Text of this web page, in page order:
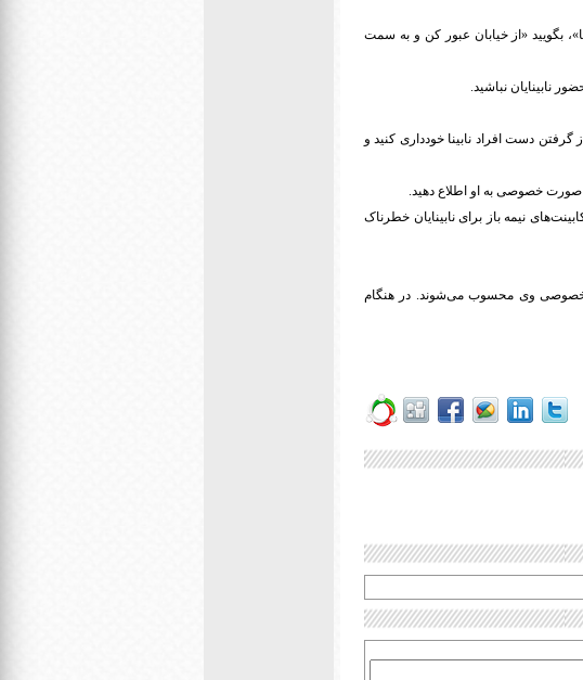
بگویید «از خیابان عبور کن و به سمت
نابینایان نباشید.
دست افراد نابینا خودداری کنید و
صورت خصوصی به او اطلاع دهید.
نیمه باز برای نابینایان خطرناک
وی محسوب می‌شوند. در هنگام